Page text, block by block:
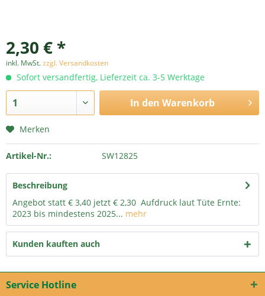
2,30 € *
inkl. MwSt.zzgl. Versandkosten
Sofort versandfertig, Lieferzeit ca. 3-5 Werktage
In den Warenkorb
Merken
Artikel-Nr.: SW12825
Beschreibung
Angebot statt € 3,40 jetzt € 2,30 Aufdruck laut Tüte Ernte:
2023 bis mindestens 2025... mehr
Kunden kauften auch
Service Hotline